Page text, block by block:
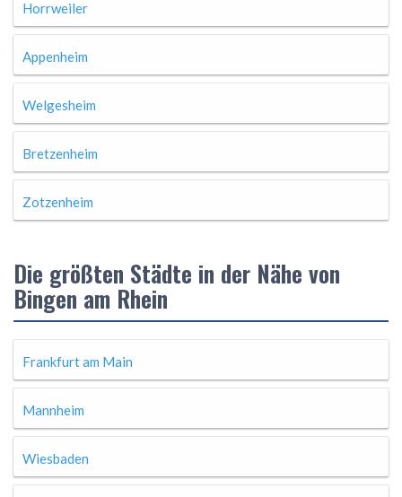
Horrweiler
Appenheim
Welgesheim
Bretzenheim
Zotzenheim
Die größten Städte in der Nähe von
Bingen am Rhein
Frankfurt am Main
Mannheim
Wiesbaden